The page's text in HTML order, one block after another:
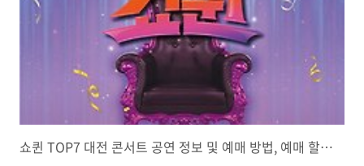
쇼퀸 TOP7 대전 콘서트 공연 정보 및 예매 방법, 예매 할인받기